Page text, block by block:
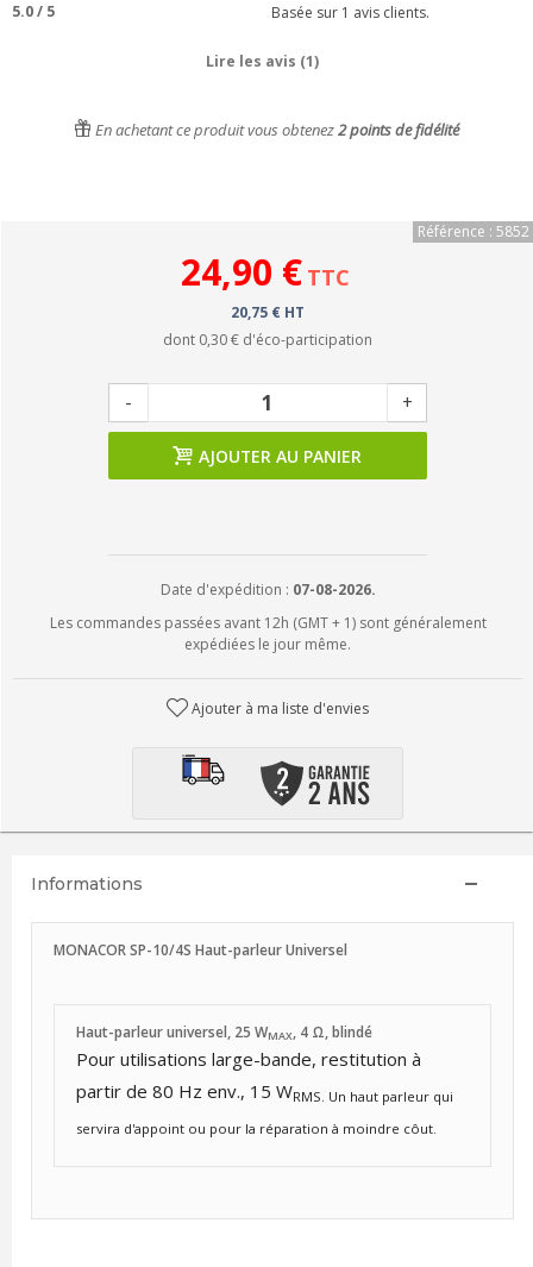
5.0/ 5 Basée sur 1 avis clients.
Lire les avis (1)
En achetant ce produit vous obtenez2points de fidélité
Référence : 5852
24,90 € TTC
20,75 € HT
dont 0,30 € d'éco-participation
- +
AJOUTER AU PANIER
Date d'expédition : 07-08-2026.
Les commandes passées avant 12h (GMT + 1) sont généralement
expédiées le jour même.
Ajouter à ma liste d'envies
Informations
MONACOR SP-10/4S Haut-parleur Universel
Haut-parleur universel, 25 WMAX, 4 Ω, blindé
Pour utilisations large-bande, restitution à
partir de 80 Hz env., 15 WRMS. Un haut parleur qui
servira d'appoint ou pour la réparation à moindre côut.